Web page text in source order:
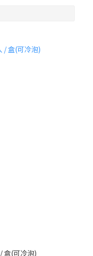
有機皇家錫蘭紅茶20入 / 盒(可冷泡)